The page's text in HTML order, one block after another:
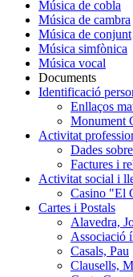
Música de cobla
Música de cambra
Música de conjunt
Música simfònica
Música vocal
Documents
Identificació
Enllaços
Monument
Activitat
Dades
Factures i
Activitat social i
Casino "El
Cartes i Postals
Alavedra,
Associació
Casals, Pau
Clausells,